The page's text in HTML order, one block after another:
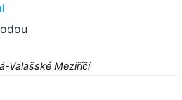
Valašské Meziříčí